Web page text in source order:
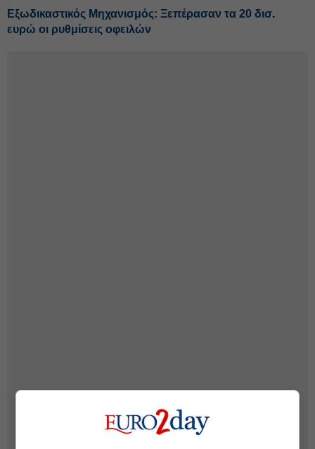
Εξωδικαστικός Μηχανισμός: Ξεπέρασαν τα 20 δισ.
ευρώ οι ρυθμίσεις οφειλών